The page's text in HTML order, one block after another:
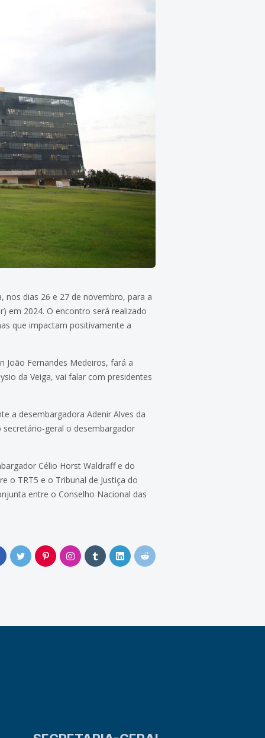
nos dias 26 e 27 de novembro, para a
em 2024. O encontro será realizado
que impactam positivamente a
João Fernandes Medeiros, fará a
da Veiga, vai falar com presidentes
a desembargadora Adenir Alves da
secretário-geral o desembargador
Célio Horst Waldraff e do
o TRT5 e o Tribunal de Justiça do
entre o Conselho Nacional das